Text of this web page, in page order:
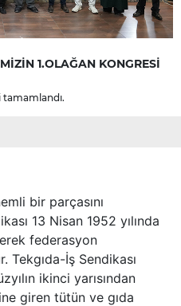
1.OLAĞAN KONGRESİ
tamamlandı.
bir parçasını
13 Nisan 1952 yılında
federasyon
Tekgıda-İş Sendikası
ikinci yarısından
giren tütün ve gıda